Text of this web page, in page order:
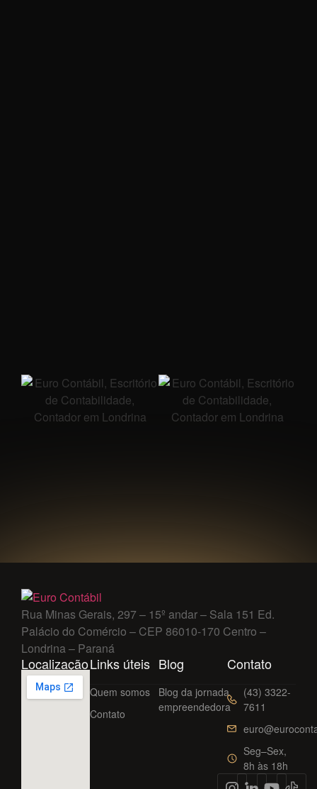
Rua Minas Gerais, 297 – 15º andar – Sala 151 Ed.
Palácio do Comércio – CEP 86010-170 Centro –
Londrina – Paraná
LocalizaçãoLinks úteis
Quem somos
Contato
Blog
Blog da jornada
empreendedora
Contato
(43) 3322-
7611
Seg–Sex,
8h às 18h